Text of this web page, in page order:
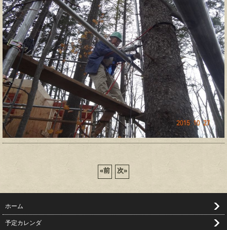
«前 次»
ホーム
予定カレンダ